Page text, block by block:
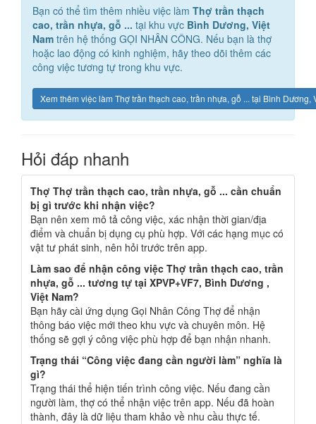
Bạn có thể tìm thêm nhiều việc làm Thợ trần thạch
cao, trần nhựa, gỗ ... tại khu vực Bình Dương, Việt
Nam trên hệ thống GỌI NHÂN CÔNG. Nếu bạn là thợ
hoặc lao động có kinh nghiệm, hãy theo dõi thêm các
công việc tương tự trong khu vực.
Xem thêm việc làm Thợ trần thạch cao, trần nhựa, gỗ ... tại Bình Dương,
Hỏi đáp nhanh
Thợ Thợ trần thạch cao, trần nhựa, gỗ ... cần chuẩn
bị gì trước khi nhận việc?
Bạn nên xem mô tả công việc, xác nhận thời gian/địa
điểm và chuẩn bị dụng cụ phù hợp. Với các hạng mục có
vật tư phát sinh, nên hỏi trước trên app.
Làm sao để nhận công việc Thợ trần thạch cao, trần
nhựa, gỗ ... tương tự tại XPVP+VF7, Bình Dương ,
Việt Nam?
Bạn hãy cài ứng dụng Gọi Nhân Công Thợ để nhận
thông báo việc mới theo khu vực và chuyên môn. Hệ
thống sẽ gợi ý công việc phù hợp để bạn nhận nhanh.
Trạng thái “Công việc đang cần người làm” nghĩa là
gì?
Trạng thái thể hiện tiến trình công việc. Nếu đang cần
người làm, thợ có thể nhận việc trên app. Nếu đã hoàn
thành, đây là dữ liệu tham khảo về nhu cầu thực tế.